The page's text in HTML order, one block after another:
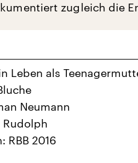
zugleich die
Leben als
Neumann
Rudolph
RBB 2016